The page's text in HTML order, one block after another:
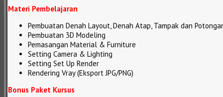
Materi Pembelajaran
Pembuatan Denah Layout, Denah Atap, Tampak dan
Pembuatan 3D Modeling
Pemasangan Material & Furniture
Setting Camera & Lighting
Setting Set Up Render
Rendering Vray (Eksport JPG/PNG)
Bonus Paket Kursus